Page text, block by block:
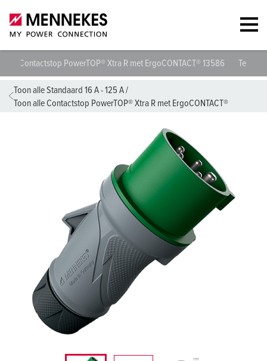
Contactstop PowerTOP® Xtra R met ErgoCONTACT® 13586
Toon alle Standaard 16 A - 125 A/
Toon alle Contactstop PowerTOP® Xtra R met ErgoCONTACT®